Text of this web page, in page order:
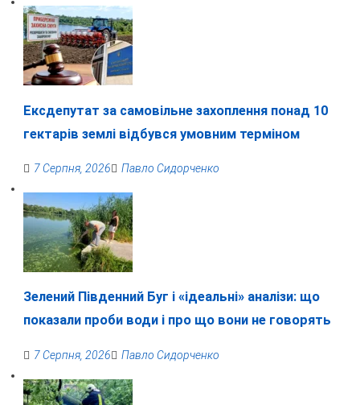
Ексдепутат за самовільне захоплення понад 10
гектарів землі відбувся умовним терміном
7 Серпня, 2026 Павло Сидорченко
Зелений Південний Буг і «ідеальні» аналізи: що
показали проби води і про що вони не говорять
7 Серпня, 2026 Павло Сидорченко